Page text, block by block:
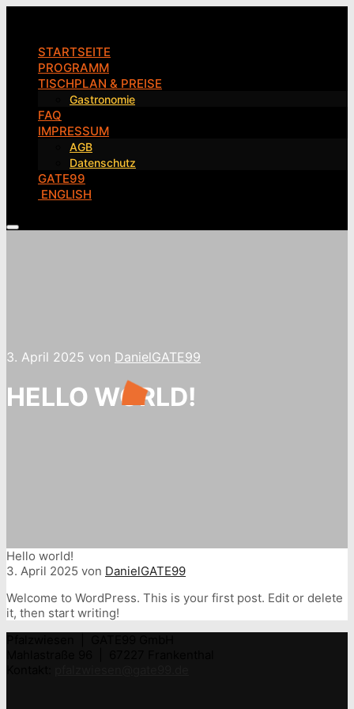
STARTSEITE
PROGRAMM
TISCHPLAN & PREISE
Gastronomie
FAQ
IMPRESSUM
AGB
Datenschutz
GATE99
ENGLISH
Hauptmenü
3. April 2025 von DanielGATE99
HELLO WORLD!
Hello world!
3. April 2025 von DanielGATE99
Welcome to WordPress. This is your first post. Edit or delete
it, then start writing!